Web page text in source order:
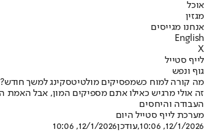
אוכל
מגזין
אנחנו מגייסים
English
X
לייף סטייל
גוף ונפש
מה קורה למוח כשמפסיקים מולטיטסקינג למשך חודש?
העבודה והיחסים
מערכת לייף סטייל היום
12/1/2026, 10:06
,עודכן12/1/2026, 10:06